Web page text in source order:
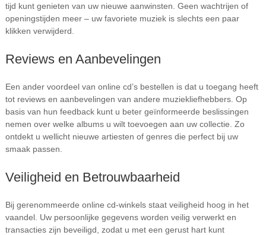
tijd kunt genieten van uw nieuwe aanwinsten. Geen wachtrijen of
openingstijden meer – uw favoriete muziek is slechts een paar
klikken verwijderd.
Reviews en Aanbevelingen
Een ander voordeel van online cd’s bestellen is dat u toegang heeft
tot reviews en aanbevelingen van andere muziekliefhebbers. Op
basis van hun feedback kunt u beter geïnformeerde beslissingen
nemen over welke albums u wilt toevoegen aan uw collectie. Zo
ontdekt u wellicht nieuwe artiesten of genres die perfect bij uw
smaak passen.
Veiligheid en Betrouwbaarheid
Bij gerenommeerde online cd-winkels staat veiligheid hoog in het
vaandel. Uw persoonlijke gegevens worden veilig verwerkt en
transacties zijn beveiligd, zodat u met een gerust hart kunt